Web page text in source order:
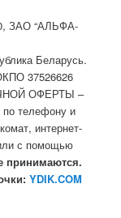
ЗАО “АЛЬФА-
Беларусь.
37526626
ОФЕРТЫ –
по телефону и
интернет-
с помощью
принимаются.
YDIK.COM